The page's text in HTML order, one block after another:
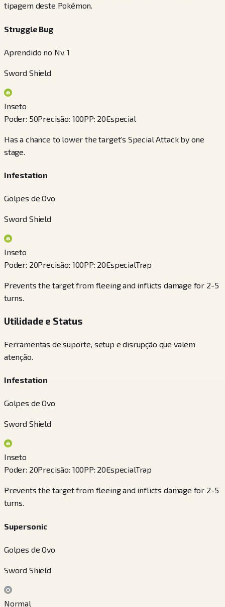
tipagem deste Pokémon.
Struggle Bug
Aprendido no Nv. 1
Sword Shield
Inseto
Poder: 50Precisão: 100PP: 20Especial
Has a chance to lower the target’s Special Attack by one
stage.
Infestation
Golpes de Ovo
Sword Shield
Inseto
Poder: 20Precisão: 100PP: 20EspecialTrap
Prevents the target from fleeing and inflicts damage for 2-5
turns.
Utilidade e Status
Ferramentas de suporte, setup e disrupção que valem
atenção.
Infestation
Golpes de Ovo
Sword Shield
Inseto
Poder: 20Precisão: 100PP: 20EspecialTrap
Prevents the target from fleeing and inflicts damage for 2-5
turns.
Supersonic
Golpes de Ovo
Sword Shield
Normal